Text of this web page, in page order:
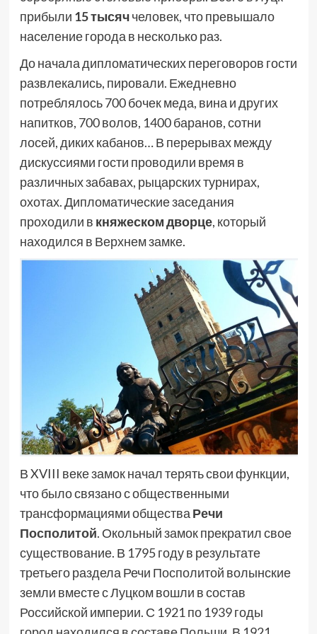
прибыли 15 тысяччеловек, что превышало
население города в несколько раз.
До начала дипломатических переговоров гости
развлекались, пировали. Ежедневно
потреблялось 700 бочек меда, вина и других
напитков, 700 волов, 1400 баранов, сотни
лосей, диких кабанов… В перерывах между
дискуссиями гости проводили время в
различных забавах, рыцарских турнирах,
охотах. Дипломатические заседания
проходили в княжеском дворце, который
находился в Верхнем замке.
В XVIII веке замок начал терять свои функции,
что было связано с общественными
трансформациями общества Речи
Посполитой. Окольный замок прекратил свое
существование. В 1795 году в результате
третьего раздела Речи Посполитой волынские
земли вместе с Луцком вошли в состав
Российской империи. С 1921 по 1939 годы